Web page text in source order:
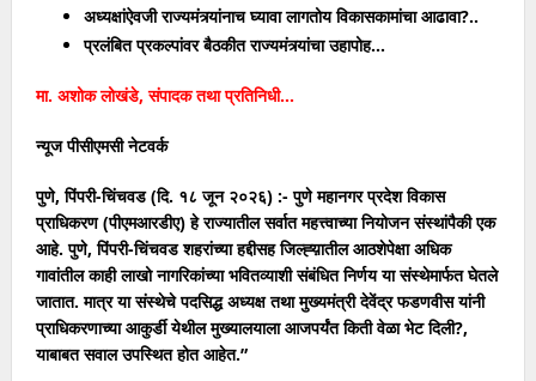
अध्यक्षांऐवजी राज्यमंत्र्यांनाच घ्यावा लागतोय विकासकामांचा आढावा?..
प्रलंबित प्रकल्पांवर बैठकीत राज्यमंत्र्यांचा उहापोह…
मा. अशोक लोखंडे, संपादक तथा प्रतिनिधी…
न्यूज पीसीएमसी नेटवर्क
पुणे, पिंपरी-चिंचवड (दि. १८ जून २०२६) :- पुणे महानगर प्रदेश विकास
प्राधिकरण (पीएमआरडीए) हे राज्यातील सर्वात महत्त्वाच्या नियोजन संस्थांपैकी एक
आहे. पुणे, पिंपरी-चिंचवड शहरांच्या हद्दीसह जिल्ह्य़ातील आठशेपेक्षा अधिक
गावांतील काही लाखो नागरिकांच्या भवितव्याशी संबंधित निर्णय या संस्थेमार्फत घेतले
जातात. मात्र या संस्थेचे पदसिद्ध अध्यक्ष तथा मुख्यमंत्री देवेंद्र फडणवीस यांनी
प्राधिकरणाच्या आकुर्डी येथील मुख्यालयाला आजपर्यंत किती वेळा भेट दिली?,
याबाबत सवाल उपस्थित होत आहेत.”